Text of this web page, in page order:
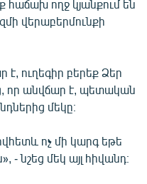
հաճախ ողջ կյանքում են
վերաբերմունքի
է, ուղեգիր բերեք Ձեր
որ անվճար է, պետական
մեկը։
ոչ մի կարգ եթե
- նշեց մեկ այլ հիվանդ։